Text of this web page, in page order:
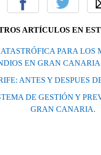
ARTÍCULOS EN
PARA LOS
EN GRAN CANARIA
ANTES Y DESPUES
DE GESTIÓN Y
GRAN CANARIA.